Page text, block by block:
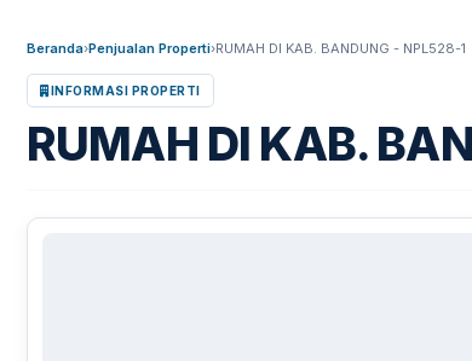
Beranda›Penjualan Properti›RUMAH DI KAB. BANDUNG - NPL528-1
INFORMASI PROPERTI
RUMAH DI KAB.